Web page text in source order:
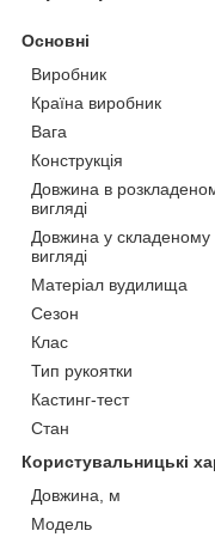
Основні
Виробник
Країна виробник
Вага
Конструкція
Довжина в
вигляді
Довжина у складеному
вигляді
Матеріал вудилища
Сезон
Клас
Тип рукоятки
Кастинг-тест
Стан
Користувальницькі
Довжина, м
Модель